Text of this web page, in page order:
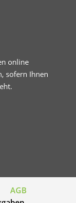
online
sofern Ihnen
AGB